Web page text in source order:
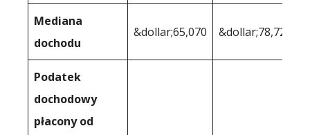
Mediana
dochodu
&dollar;65,070 &dollar;78,720
Podatek
dochodowy
płacony od